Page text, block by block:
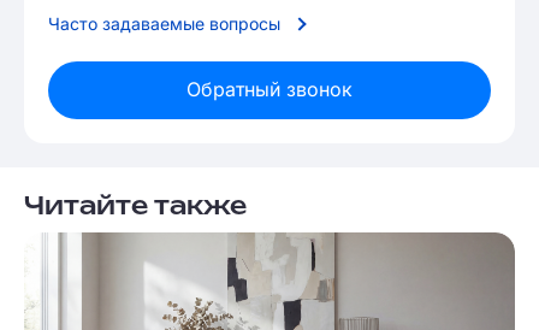
Часто задаваемые вопросы
Обратный звонок
Читайте также